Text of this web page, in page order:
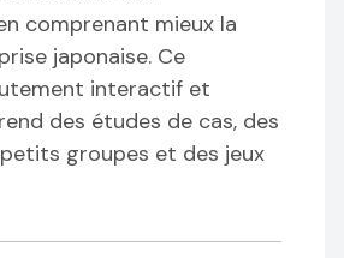
comprenant mieux la
japonaise. Ce
interactif et
des études de cas, des
groupes et des jeux